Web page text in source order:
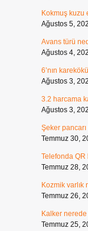
Kokmuş kuzu
Ağustos 5,
Avans türü
Ağustos 4,
6’nın
Ağustos 3,
3.2 harcama
Ağustos 3,
Şeker
Temmuz 30,
Telefonda
Temmuz 28,
Kozmik varlık
Temmuz 26,
Kalker
Temmuz 25,